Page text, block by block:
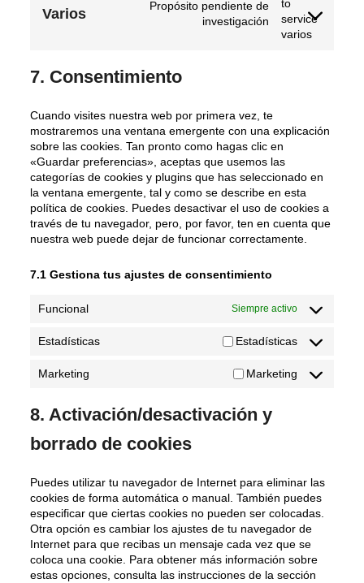
Varios
Propósito pendiente de
investigación
to
service
varios
7. Consentimiento
Cuando visites nuestra web por primera vez, te
mostraremos una ventana emergente con una explicación
sobre las cookies. Tan pronto como hagas clic en
«Guardar preferencias», aceptas que usemos las
categorías de cookies y plugins que has seleccionado en
la ventana emergente, tal y como se describe en esta
política de cookies. Puedes desactivar el uso de cookies a
través de tu navegador, pero, por favor, ten en cuenta que
nuestra web puede dejar de funcionar correctamente.
7.1 Gestiona tus ajustes de consentimiento
Funcional Siempre activo
Estadísticas Estadísticas
Marketing Marketing
8. Activación/desactivación y
borrado de cookies
Puedes utilizar tu navegador de Internet para eliminar las
cookies de forma automática o manual. También puedes
especificar que ciertas cookies no pueden ser colocadas.
Otra opción es cambiar los ajustes de tu navegador de
Internet para que recibas un mensaje cada vez que se
coloca una cookie. Para obtener más información sobre
estas opciones, consulta las instrucciones de la sección